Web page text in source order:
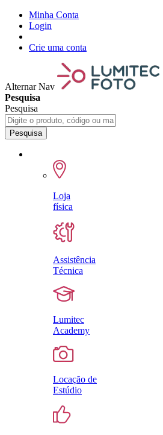
Minha Conta
Login
Crie uma conta
Alternar Nav
Pesquisa
Pesquisa
Pesquisa
Loja
física
Assistência
Técnica
Lumitec
Academy
Locação de
Estúdio